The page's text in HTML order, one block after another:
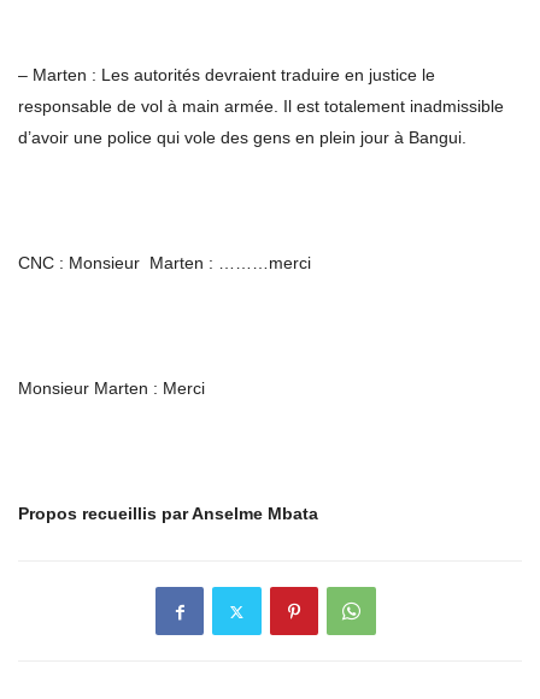
– Marten : Les autorités devraient traduire en justice le
responsable de vol à main armée. Il est totalement inadmissible
d’avoir une police qui vole des gens en plein jour à Bangui.
CNC : Monsieur Marten : ………merci
Monsieur Marten : Merci
Propos recueillis par Anselme Mbata